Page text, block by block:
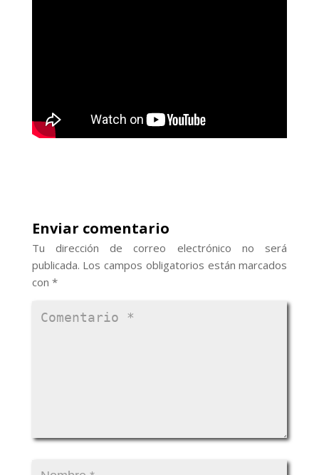
Enviar comentario
Tu dirección de correo electrónico no será
publicada. Los campos obligatorios están marcados
con *